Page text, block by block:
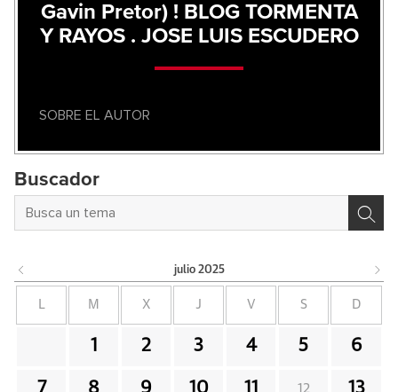
Gavin Pretor) ! BLOG TORMENTA
Y RAYOS . JOSE LUIS ESCUDERO
SOBRE EL AUTOR
Buscador
julio 2025
M X J V S D
1 2 3 4 5 6
7 8 9 10 11 12 13